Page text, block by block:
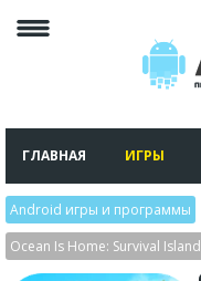
ГЛАВНАЯ ИГРЫ
Android игры и программы
Ocean Is Home: Survival Island